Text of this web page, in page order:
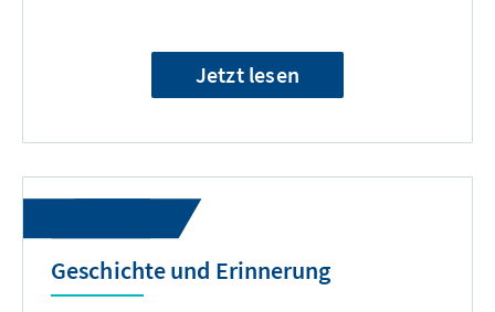
Jetzt lesen
Geschichte und Erinnerung